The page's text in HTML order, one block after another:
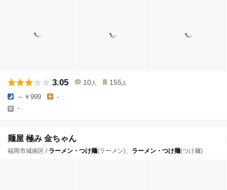
3.05 10 人 155 人
～￥999 -
-
麺屋 極み 金ちゃん
福岡市城南区 / ラーメン・つけ麺(ラーメン)、 ラーメン・つけ麺(つけ麺)